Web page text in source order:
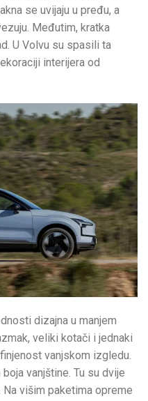
se uvijaju u pređu, a
Međutim, kratka
U Volvu su spasili ta
interijera od
dizajna u manjem
veliki kotači i jednaki
vanjskom izgledu.
vanjštine. Tu su dvije
višim paketima opreme